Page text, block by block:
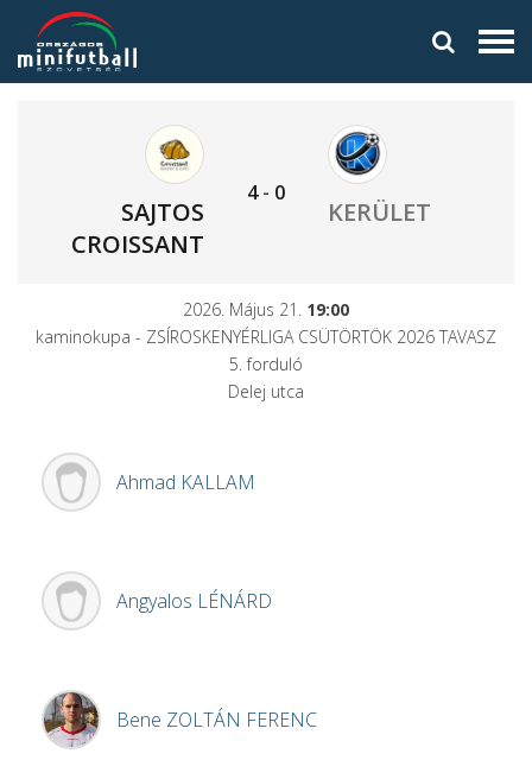
SAJTOS
CROISSANT
4- 0
KERÜLET
2026. Május 21. 19:00
kaminokupa - ZSÍROSKENYÉRLIGA CSÜTÖRTÖK 2026 TAVASZ
5. forduló
Delej utca
Ahmad KALLAM
Angyalos LÉNÁRD
Bene ZOLTÁN FERENC